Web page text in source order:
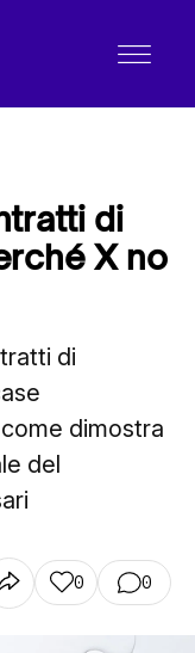
di
X no
di
dimostra
del
0 0